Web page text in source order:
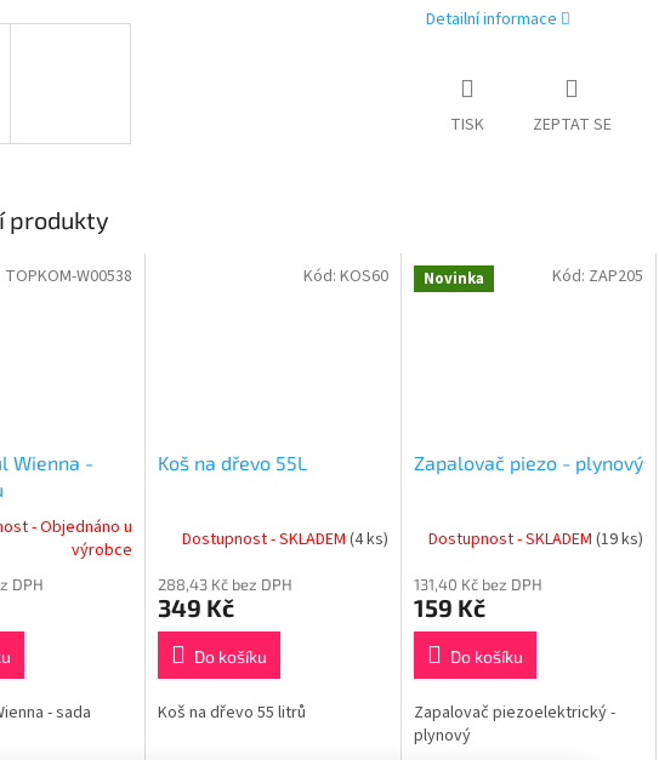
Detailní informace
TISK ZEPTAT SE
produkty
Wienna -
- Objednáno u
výrobce
DPH
- sada
TOPKOM-W00538
Koš na dřevo 55L
Dostupnost - SKLADEM (4 ks)
288,43 Kč bez DPH
349 Kč
Do košíku
Koš na dřevo 55 litrů
Kód: KOS60 Novinka
Zapalovač piezo - plynový
Dostupnost - SKLADEM(19 ks)
131,40 Kč bez DPH
159 Kč
Do košíku
Zapalovač piezoelektrický -
plynový
Kód: ZAP205